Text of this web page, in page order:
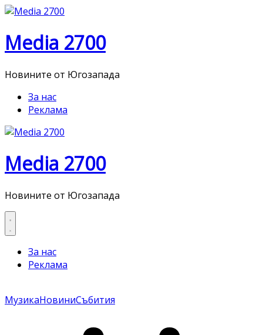
Skip
content
Media 2700
Новините от Югозапада
За нас
Реклама
Media 2700
Новините от Югозапада
За нас
Реклама
МузикаНовиниСъбития